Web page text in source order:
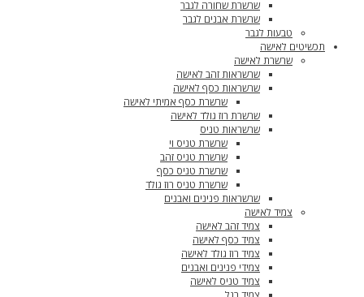
שרשרת שחורה לגבר
שרשרת אבנים לגבר
טבעות לגבר
תכשיטים לאישה
שרשרת לאישה
שרשראות זהב לאישה
שרשראות כסף לאישה
שרשרת כסף אמיתי לאישה
שרשרת רוז גולד לאישה
שרשראות טניס
שרשרת טניס וי
שרשרת טניס זהב
שרשרת טניס כסף
שרשרת טניס רוז גולד
שרשראות פנינים ואבנים
צמיד לאישה
צמיד זהב לאישה
צמיד כסף לאישה
צמיד רוז גולד לאישה
צמידי פנינים ואבנים
צמיד טניס לאישה